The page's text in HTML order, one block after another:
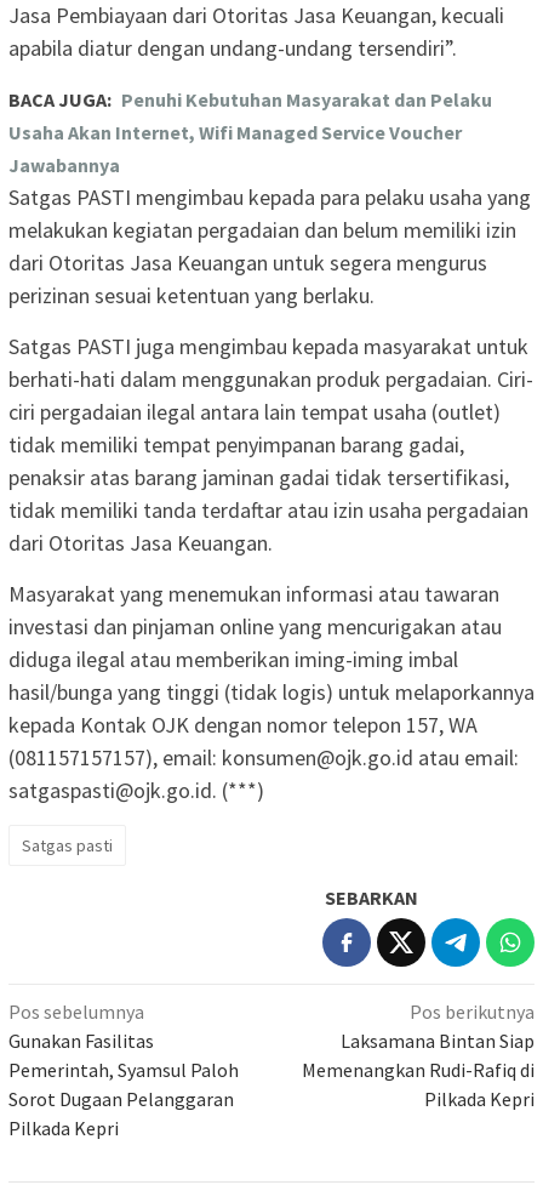
Jasa Pembiayaan dari Otoritas Jasa Keuangan, kecuali
apabila diatur dengan undang-undang tersendiri”.
BACA JUGA: Penuhi Kebutuhan Masyarakat dan Pelaku
Usaha Akan Internet, Wifi Managed Service Voucher
Jawabannya
Satgas PASTI mengimbau kepada para pelaku usaha yang
melakukan kegiatan pergadaian dan belum memiliki izin
dari Otoritas Jasa Keuangan untuk segera mengurus
perizinan sesuai ketentuan yang berlaku.
Satgas PASTI juga mengimbau kepada masyarakat untuk
berhati-hati dalam menggunakan produk pergadaian. Ciri-
ciri pergadaian ilegal antara lain tempat usaha (outlet)
tidak memiliki tempat penyimpanan barang gadai,
penaksir atas barang jaminan gadai tidak tersertifikasi,
tidak memiliki tanda terdaftar atau izin usaha pergadaian
dari Otoritas Jasa Keuangan.
Masyarakat yang menemukan informasi atau tawaran
investasi dan pinjaman online yang mencurigakan atau
diduga ilegal atau memberikan iming-iming imbal
hasil/bunga yang tinggi (tidak logis) untuk melaporkannya
kepada Kontak OJK dengan nomor telepon 157, WA
(081157157157), email: konsumen@ojk.go.id atau email:
satgaspasti@ojk.go.id. (***)
Satgas pasti
SEBARKAN
Navigasi
pos
Pos sebelumnya
Gunakan Fasilitas
Pemerintah, Syamsul Paloh
Sorot Dugaan Pelanggaran
Pilkada Kepri
Pos berikutnya
Laksamana Bintan Siap
Memenangkan Rudi-Rafiq di
Pilkada Kepri